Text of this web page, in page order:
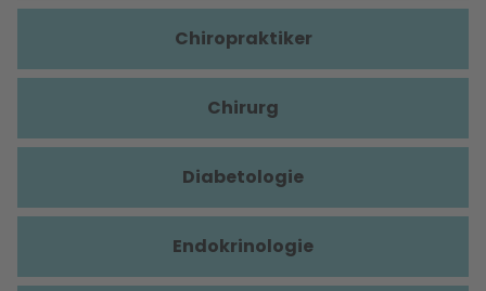
Chiropraktiker
Chirurg
Diabetologie
Endokrinologie